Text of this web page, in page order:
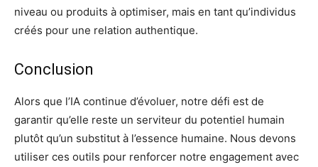
niveau ou produits à optimiser, mais en tant qu’individus
créés pour une relation authentique.
Conclusion
Alors que l’IA continue d’évoluer, notre défi est de
garantir qu’elle reste un serviteur du potentiel humain
plutôt qu’un substitut à l’essence humaine. Nous devons
utiliser ces outils pour renforcer notre engagement avec